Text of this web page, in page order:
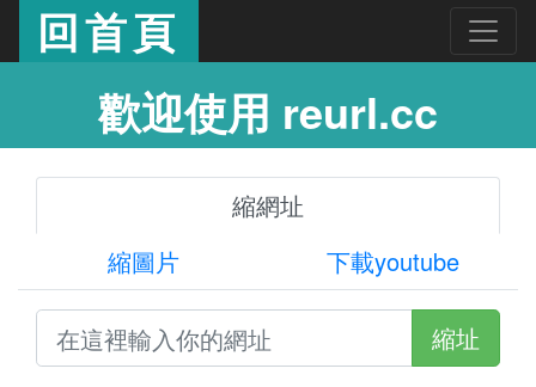
回首頁
歡迎使用 reurl.cc
縮網址
縮圖片
下載youtube
縮址